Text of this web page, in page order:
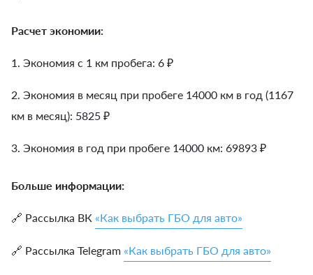
Расчет экономии:
1. Экономия с 1 км пробега: 6 ₽
2. Экономия в месяц при пробеге 14000 км в год (1167
км в месяц): 5825 ₽
3. Экономия в год при пробеге 14000 км: 69893 ₽
Больше информации:
🔗 Рассылка ВК «Как выбрать ГБО для авто»
🔗 Рассылка Telegram «Как выбрать ГБО для авто»